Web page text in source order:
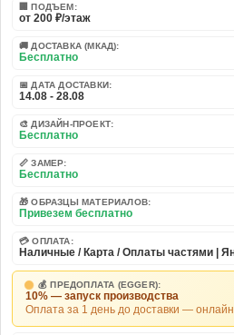
🏢 ПОДЪЕМ:
от 200 ₽/этаж
🚚 ДОСТАВКА (МКАД):
Бесплатно
📅 ДАТА ДОСТАВКИ:
14.08 - 28.08
🎨 ДИЗАЙН-ПРОЕКТ:
Бесплатно
📏 ЗАМЕР:
Бесплатно
🎁 ОБРАЗЦЫ МАТЕРИАЛОВ:
Привезем бесплатно
💳 ОПЛАТА:
Наличные / Карта / Оплаты частями |
💰 ПРЕДОПЛАТА (EGGER):
10% — запуск производства
Оплата за 1 день до доставки —